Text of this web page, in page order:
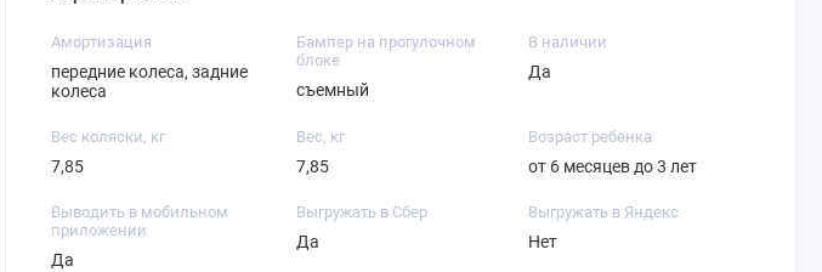
Амортизация
передние колеса, задние
колеса
Бампер на прогулочном
блоке
съемный
В наличии
Да
Вес коляски, кг
7,85
Вес, кг
7,85
Возраст ребенка
от 6 месяцев до 3 лет
Выводить в мобильном
приложении
Да
Выгружать в Сбер
Да
Выгружать в Яндекс
Нет